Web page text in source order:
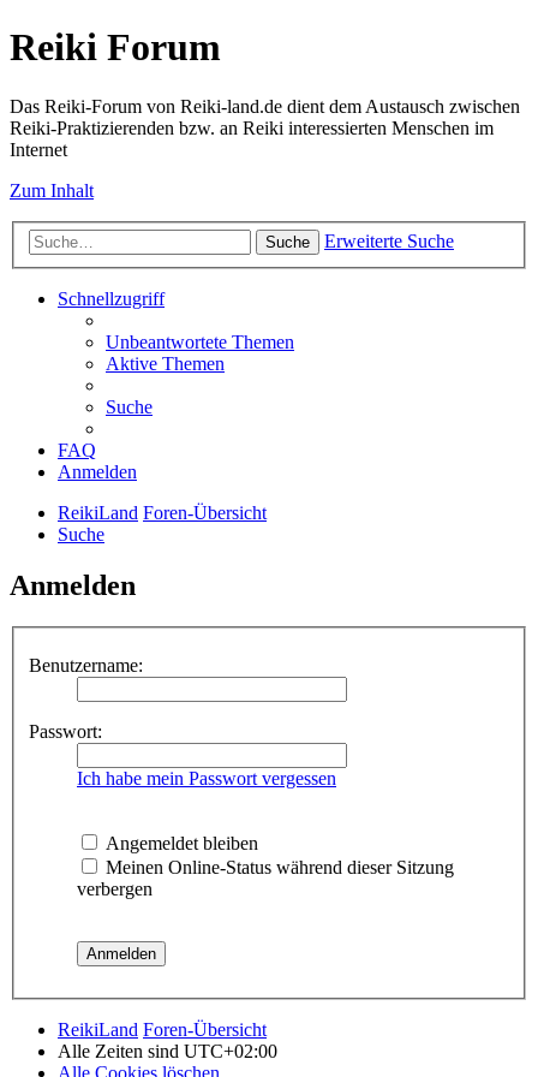
Reiki Forum
Das Reiki-Forum von Reiki-land.de dient dem Austausch zwischen
Reiki-Praktizierenden bzw. an Reiki interessierten Menschen im
Internet
Zum Inhalt
Suche Erweiterte Suche
Schnellzugriff
Unbeantwortete Themen
Aktive Themen
Suche
FAQ
Anmelden
ReikiLand Foren-Übersicht
Suche
Anmelden
Benutzername:
Passwort:
Ich habe mein Passwort vergessen
Angemeldet bleiben
Meinen Online-Status während dieser Sitzung
verbergen
ReikiLand Foren-Übersicht
Alle Zeiten sind UTC+02:00
Alle Cookies löschen